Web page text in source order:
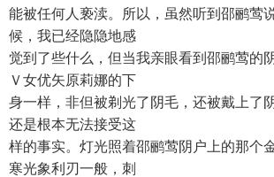
能被任何人亵渎。所以，虽然听到邵鹂莺
候，我已经隐隐地感
觉到了些什么，但当我亲眼看到邵鹂莺的
Ｖ女优矢原莉娜的下
身一样，非但被剃光了阴毛，还被戴上了
还是根本无法接受这
样的事实。灯光照着邵鹂莺阴户上的那个
寒光象利刃一般，刺